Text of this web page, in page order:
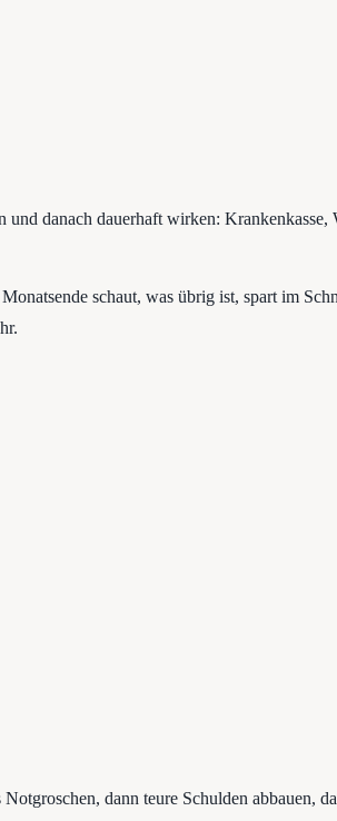
danach dauerhaft wirken:
schaut, was übrig ist, spart im
dann teure Schulden abbauen,